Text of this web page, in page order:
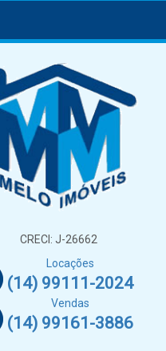
CRECI: J-26662
Locações
(14) 99111-2024
Vendas
(14) 99161-3886